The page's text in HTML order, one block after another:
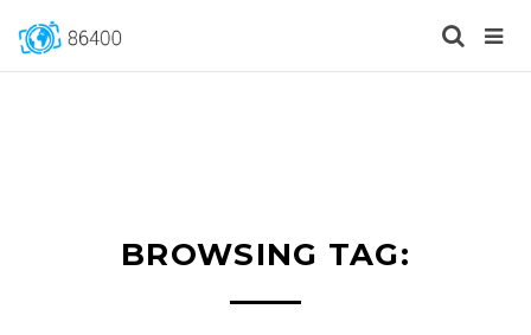
BROWSING TAG: